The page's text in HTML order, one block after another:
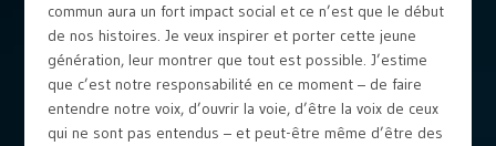
commun aura un fort impact social et ce n’est que le début
de nos histoires. Je veux inspirer et porter cette jeune
génération, leur montrer que tout est possible. J’estime
que c’est notre responsabilité en ce moment – de faire
entendre notre voix, d’ouvrir la voie, d’être la voix de ceux
qui ne sont pas entendus – et peut-être même d’être des